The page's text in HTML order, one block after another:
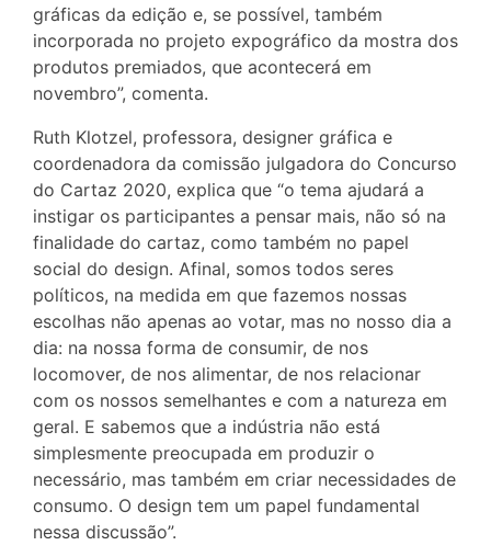
gráficas da edição e, se possível, também
incorporada no projeto expográfico da mostra dos
produtos premiados, que acontecerá em
novembro”, comenta.
Ruth Klotzel, professora, designer gráfica e
coordenadora da comissão julgadora do Concurso
do Cartaz 2020, explica que “o tema ajudará a
instigar os participantes a pensar mais, não só na
finalidade do cartaz, como também no papel
social do design. Afinal, somos todos seres
políticos, na medida em que fazemos nossas
escolhas não apenas ao votar, mas no nosso dia a
dia: na nossa forma de consumir, de nos
locomover, de nos alimentar, de nos relacionar
com os nossos semelhantes e com a natureza em
geral. E sabemos que a indústria não está
simplesmente preocupada em produzir o
necessário, mas também em criar necessidades de
consumo. O design tem um papel fundamental
nessa discussão”.